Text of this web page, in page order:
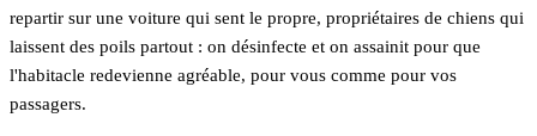
repartir sur une voiture qui sent le propre, propriétaires de chiens qui
laissent des poils partout : on désinfecte et on assainit pour que
l'habitacle redevienne agréable, pour vous comme pour vos
passagers.